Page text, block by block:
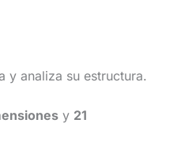
y analiza su estructura.
y 21